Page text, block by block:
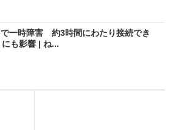
一時障害 約3時間にわたり接続でき
も影響 | ね...